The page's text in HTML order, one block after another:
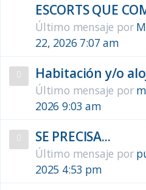
ESCORTS QUE
Último mensaje por
22, 2026 7:07 am
Habitación y/o
Último mensaje por
2026 9:03 am
SE PRECISA...
Último mensaje por
2025 4:53 pm